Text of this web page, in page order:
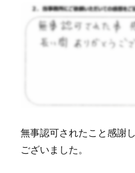
無事認可されたこと感謝
ございました。